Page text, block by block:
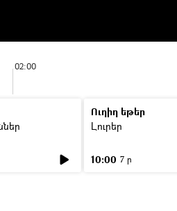
02:00
Ուղիղ եթեր
Լուրեր
10:00 7 ր